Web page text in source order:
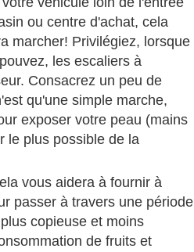
ou centre d'achat, cela
marcher! Privilégiez, lorsque
les escaliers à
Consacrez un peu de
qu'une simple marche,
exposer votre peau (mains
le plus possible de la
vous aidera à fournir à
passer à travers une période
copieuse et moins
de fruits et